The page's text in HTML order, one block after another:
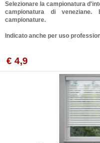
Selezionare la campionatura
campionatura di
campionature.
Indicato anche per uso
€ 4,9